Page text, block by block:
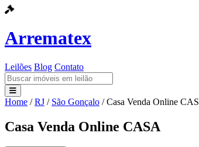
Arrematex
Leilões Blog Contato
Leilões
Blog
Home / RJ / São Gonçalo / Casa Venda Online
Casa Venda Online CASA